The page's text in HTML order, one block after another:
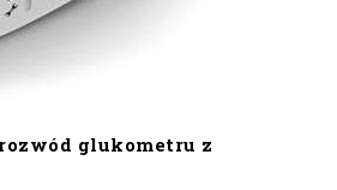
glukometru z